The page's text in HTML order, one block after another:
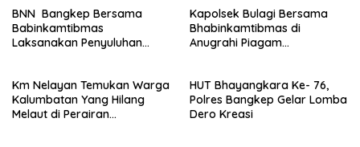
BNN Bangkep Bersama
Babinkamtibmas
Laksanakan Penyuluhan
Bulungkobit
Kapolsek Bulagi Bersama
Bhabinkamtibmas di
Anugrahi Piagam
Km Nelayan Temukan Warga
Kalumbatan Yang Hilang
Melaut di Perairan
HUT Bhayangkara Ke- 76,
Polres Bangkep Gelar Lomba
Dero Kreasi